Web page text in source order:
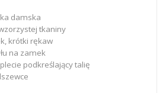
damska
tkaniny
krótki rękaw
na zamek
podkreślający talię